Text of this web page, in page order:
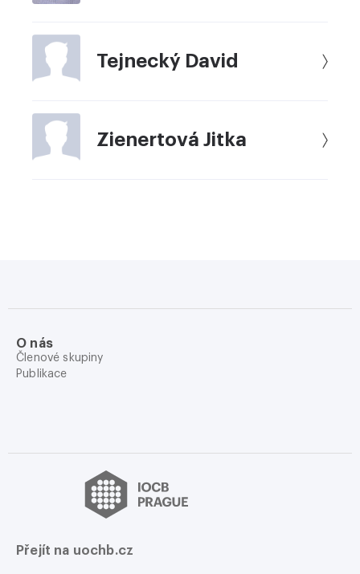
Tejnecký David
Zienertová Jitka
O nás
Členové skupiny
Publikace
Přejít na uochb.cz